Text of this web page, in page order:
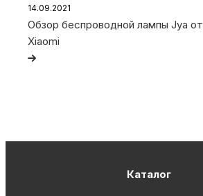
14.09.2021
Обзор беспроводной лампы Jya от
Xiaomi
Каталог